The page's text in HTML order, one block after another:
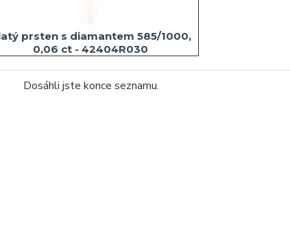
prsten s diamantem 585/1000,
0,06 ct - 42404R030
Dosáhli jste konce seznamu.